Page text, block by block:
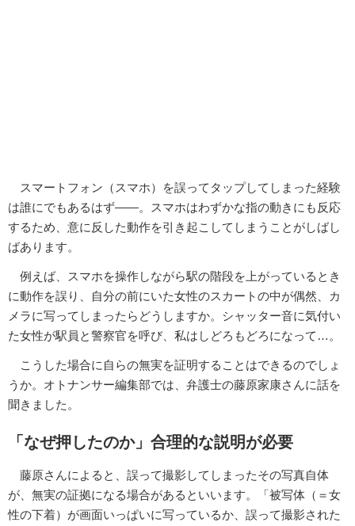
スマートフォン（スマホ）を誤ってタップしてしまった経験
は誰にでもあるはず――。スマホはわずかな指の動きにも反応
するため、意に反した動作を引き起こしてしまうことがしばし
ばあります。
例えば、スマホを操作しながら駅の階段を上がっているとき
に動作を誤り、自分の前にいた女性のスカートの中が偶然、カ
メラに写ってしまったらどうしますか。シャッター音に気付い
た女性が駅員と警察官を呼び、私はしどろもどろになって…。
こうした場合に自らの無実を証明することはできるのでしょ
うか。オトナンサー編集部では、弁護士の藤原家康さんに話を
聞きました。
「なぜ押したのか」合理的な説明が必要
藤原さんによると、誤って撮影してしまったその写真自体
が、無実の証拠になる場合があるといいます。「被写体（＝女
性の下着）が画面いっぱいに写っているか、誤って撮影された